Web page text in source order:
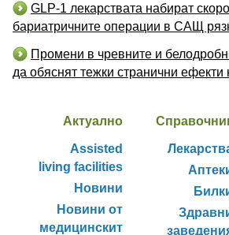
GLP-1 лекарствата набират
бариатричните операции в САЩ
Промени в чревните и
да обяснят тежки странични ефекти
Актуално
Assisted
living facilities
Новини
Новини от
медицинскит